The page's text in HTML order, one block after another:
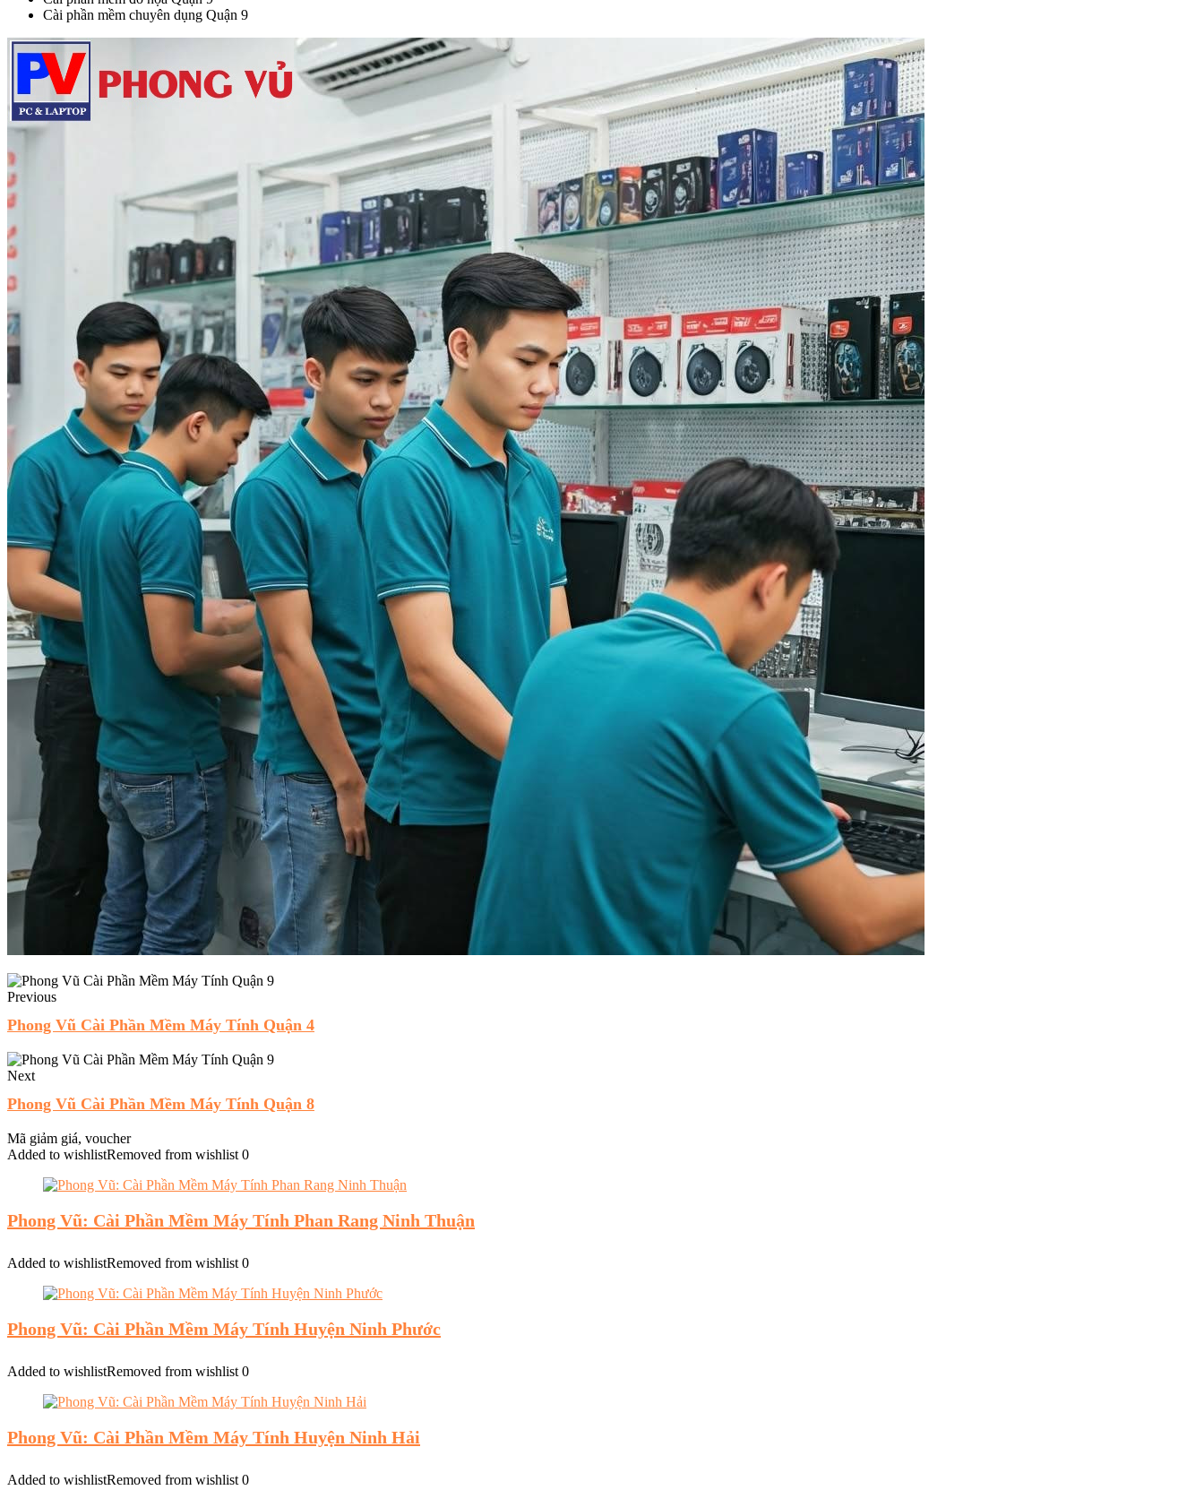
Cài phần mềm chuyên dụng Quận 9
Previous
Phong Vũ Cài Phần Mềm Máy Tính Quận 4
Next
Phong Vũ Cài Phần Mềm Máy Tính Quận 8
Mã giảm giá, voucher
Added to wishlistRemoved from wishlist 0
Phong Vũ: Cài Phần Mềm Máy Tính Phan Rang Ninh Thuận
Added to wishlistRemoved from wishlist 0
Phong Vũ: Cài Phần Mềm Máy Tính Huyện Ninh Phước
Added to wishlistRemoved from wishlist 0
Phong Vũ: Cài Phần Mềm Máy Tính Huyện Ninh Hải
Added to wishlistRemoved from wishlist 0